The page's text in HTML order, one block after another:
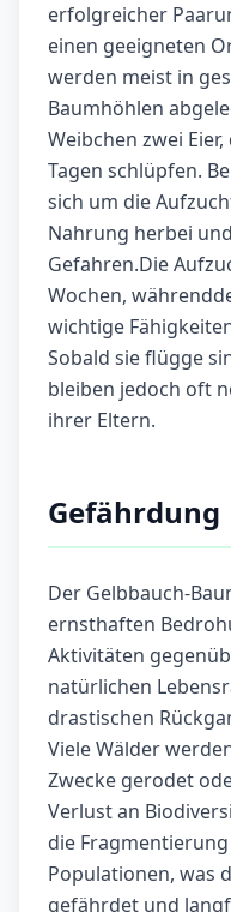
erfolgreicher
einen geeigneten
werden meist in
Baumhöhlen
Weibchen zwei
Tagen schlüpfen.
sich um die
Nahrung herbei
Gefahren.Die
Wochen,
wichtige
Sobald sie flügge
bleiben jedoch oft
ihrer Eltern.
Gefährdung
Der Gelbbauch-
ernsthaften
Aktivitäten
natürlichen
drastischen
Viele Wälder
Zwecke gerodet
Verlust an
die
Populationen, was
gefährdet und